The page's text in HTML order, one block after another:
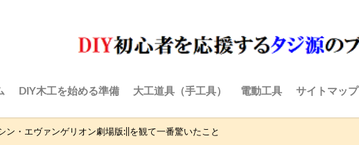
DIY木工を始める準備 大工道具（手工具） 電動工具 サイトマップ
ン・エヴァンゲリオン劇場版:||を観て一番驚いたこと